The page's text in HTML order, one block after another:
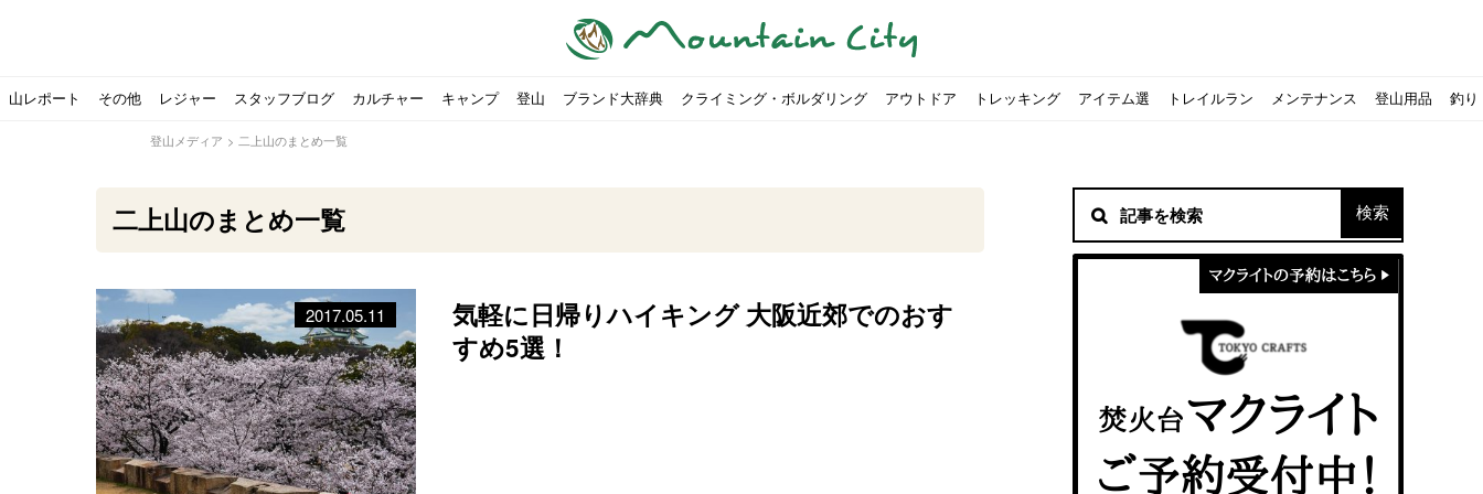
山レポート
北アルプスの最奥部、黒部・雲ノ平へ！有名なクラシックルート「北鎌尾根」から槍ヶ岳へ！登山女子Kajoの自粛明け登山企画vol.2〜初秋の黒岳編〜山頂まで2時間で富士山を拝める！山梨県の九鬼山（くきやま）登山体験レポ
積雪期の谷川岳で今シーズン最後の雪山を堪能してきた
その他
おでかけ情報サービス「aumo」が連携するメディア数が500社を突破！
使わない土地の負担が重荷に！権利を放棄できる？山を買ってレジャーを楽しみたい！山の値段相場や売買の注意点について
農地の売買は簡単にはできない！売却する方法や条件、手続きの流れを確認
キャンプ場の宿泊や利用券をふるさと納税でゲット！おすすめ
レジャー
キャンプYouTuber尾上祐一郎が自信を持ってオススメ！ソロキャンプに最適なテント5選
アトミックのスキー板は初心者におすすめ！3つの理由, 選び方, おすすめモデル
【お手頃キャンピングカー紹介】Japan CampingCar Show 2020に参加してきました
【体験談】上野から1時間半！レストハウス水郷で持ち込みBBQしてみた
一生物のアウトドアブーツならダナー！3つの理由とおすすめア
スタッフブログ
スノーピークの限定バーナー入荷しました猫が支配している島？ 福岡の猫島に行ってみた【こずチャンネル】使わなくなったキャンプ道具の行方！【初心者の失敗】
伊王島にある高規格リゾート地に行ってみた！ピコグリル入荷してます！ @小倉店
カルチャー
パタゴニアのウエアやビールが「地球を救う」その理由とは押入れに眠っていませんか？アウトドア用品をマウンガで高価買取する方法
2018年夏｜マウンテンシティインスタフォトコンテスト開催！キャンプ女子Kajoが行く！〜フランス・ボーヌトレッキング編〜ベランピングアイディア7選！家にいながらおしゃれキャンプ♪
キャンプ
【ソロキャンプの魅力を満喫】ソロテントの選び方やおすすめのテント7選をご紹介！
【ポップアップテントおすすめ5選】選び方や注意点・お手入れ方法を解説
【最強の保冷剤5選】保冷剤の役割や選び方・効率的な冷やし方を覚えよう！
【お得にキャンプ用品を購入】キャンプ用品の『ポイント買取』について
マクライトの口コミ・評判は？人気焚き火台の魅力・気になる
登山
ゴアテックスウエアの洗濯・保管やメンテナンス方法は？キャンプ女子Kajoが洗ってみた！
北アルプスの最奥部、黒部・雲ノ平へ！【ソロキャンプや登山に】湯切り不要パスタの作り方！深型ソロクッカーでも作れるおすすめレシピをご紹介
有名なクラシックルート「北鎌尾根」から槍ヶ岳へ！【八ヶ岳最高峰へ】南八ヶ岳テント泊登山、赤岳〜横岳〜硫黄
ブランド大辞典
【注目】モンベルがキャンプ用品に注力！｜モンベル春夏の新商品をご紹介
登山時計の代名詞スント・コアの魅力と使い方｜人気おすすめモデル5選
キャンプ・ハイキング用ヘッドライトを選ぶ4つのポイントとジェントスおすすめヘッドライトのご紹介
防水？非防水？トレイルランニングシューズはどちらを選ぶべき？｜サロモンの定番シューズで解
カリマーのおすすめリュック容量別12選｜目的別の選び方も合
クライミング・ボルダリング
人気の靴メーカー！スカルパの特集！選び方とおすすめシューズをご紹介
クライミング道具はゼロポイントで揃えよう！種類別で人気アイテムを紹介！
【山岳四団体声明発表】なぜ今、登山やクライミングを自粛すべきなのか？
初めてのボルダリングシューズならスポルティバ！3つの理由とおすすめ7選
クライミングユーザー参加型の動画マップ「クライミングチャ
アウトドア
パティシエキャンパーSakiさんに教わる！『かんたん手作りツナ』の作り方
パティシエキャンパーSakiさんに教わる！『本格マルゲリータピザ』の作り方
パティシエキャンパーSakiさんに教わる！『モッツァレラチーズ』の作り方
パティシエキャンパーSakiさんに教わる！『食感と旨みのタマゴサンド』の作り方
食うか食われるか、野生動物で一番怖いのは【17＃自分のキャ
トレッキング
登山歴3年目のテント泊装備・持ち物をご紹介します【八ヶ岳最高峰へ】南八ヶ岳テント泊登山、赤岳〜横岳〜硫黄岳の縦走コースをご紹介
北八ヶ岳池めぐり山行コース解説。日帰り可能なプランをご紹介日本向けに作られた『アクシーズクイン』、人気の理由とおすすめウェアを紹介
【コスパ◎】キャンプデビューに最適！サウスフィールドのお
アイテム選
【2021年最新！】9月Amazonのタイムセールをお得に攻略する方法ペトロマックスの焚き火台でおすすめなものはどれ？特徴も合わせて解説！
ふるさと納税で焚き火台が手に入る？初心者でも手続きはカンタン！日本向けに作られた『アクシーズクイン』、人気の理由とおすすめウェアを紹介
【コスパ◎】キャンプデビューに最適！サウスフィールドのお
トレイルラン
「オトナ女子の山登り」チャンネル、山下舞弓さんが動画投稿を始めたワケとは？
【山でも街でも】ジャックウルフスキンの魅力と用途別おすすめリュック9選
防水？非防水？トレイルランニングシューズはどちらを選ぶべき？｜サロモンの定番シューズで解説&ご紹介
トレイルランニングを安全に楽しむために必要な装備6選【初級〜中級者向け】
トレラン初心者必見！日頃のトレーニングから中距離レースま
メンテナンス
【高品質】この冬使いたいマーモットのフリース、ダウン！お得な入手方法も
ビクトリノックスのマルチツールを用途別で紹介！人生の相棒を見つけよう！
登山用リュックならグレゴリー！選ぶポイントと容量別おすすめモデルを解説
アウトドアの水筒ならサーモス！用途別おすすめ水筒を紹介！便利アイテムも
【こずチャンネル】使わなくなったキャンプ道具の行方！【初
登山用品
人気の靴メーカー！スカルパの特集！選び方とおすすめシューズをご紹介
フォックスファイヤーのおすすめウェア8選！防虫, 防水, カメラ用を解説
ヒルバーグのテントは用途に合わせてレーベルで選ぶ！おすすめテント10選
DDタープ全17モデルのスペックを比較！人数・用途別でおすすめを紹介
クライミング道具はゼロポイントで揃えよう！種類別で人気ア
釣り
源流テンカラ釣り たいしょーの想い出釣行記＃１山形の源流「最初の装備は重かった」
源流テンカラ釣りのリアルがここにある！料理も魅力の「源流居酒屋よーこ」チャンネル徹底取材！
【#STAY HOME】釣りに行けないから、家で魚を捌いてみよう
初めてのウキフカセ釣り【Kajoの体験レポート】アジングロッドおすすめ10選！基本タックルから選び方まで紹介
ゴアテックスウエアの洗濯・保管やメンテナンス方法は？キャンプ女子Kajoが洗ってみた！
日本向けに作られた『アクシーズクイン』、人気の理由とおすすめウェアを紹介
フォックスファイヤーのおすすめウェア8選！防虫, 防水, カメラ用を解説
【山でも街でも】ジャックウルフスキンの魅力と用途別おすすめリュック9選
ティートンブロスのブランドに込められた想いとは！？おすす
源流テンカラ釣りのリアルがここにある！料理も魅力の「源流居酒屋よーこ」チャンネル徹底取材！
パティシエキャンパーSakiさんに教わる！『濃厚蒸しショコラ』の作り方
【#STAY HOME】お家でアウトドア気分〜ホットサンド編〜海外のキャンプってどんな感じなの？いまどきの海外キャンプ事情をご紹介Part.1〜ロサンゼルス
パティシエキャンパーSakiさんに教わる！簡単『フルーツシロ
【書籍発売！】ソロキャンプYouTuberタナの初のレシピ本、鉄フライパン「ごちそうレシピ」
【ソロキャンプや登山に】湯切り不要パスタの作り方！深型ソロクッカーでも作れるおすすめレシピをご紹介
パティシエキャンパーSakiさんに教わる！『濃厚蒸しショコラ』の作り方
パティシエキャンパーSakiさんに教わる！簡単『フルーツシロップ』の作り方
パティシエキャンパーSakiさんに教わる！簡単アウトドアスイ
パティシエキャンパーSakiさんに教わる！簡単・美味しいなめらか『手作り豆腐』の作り方
パティシエキャンパーSakiさんに教わる！カリッ・ジュワ・トロ〜『ミルクティーフレンチトースト』の作り方
パティシエキャンパーSakiさんに教わる！おかずにも酒の肴にも最高！ほかほか『シュウマイ』の作り方
パティシエキャンパーSakiさんに教わる！パン好き必見！モチモチ『ベーグル』の作り方
パティシエキャンパーSakiさんに教わる！ピリ辛が後引くうま
登山メディア > 二上山のまとめ一覧
二上山のまとめ一覧
気軽に日帰りハイキング 大阪近郊でのおす
すめ5選！
2017.05.11